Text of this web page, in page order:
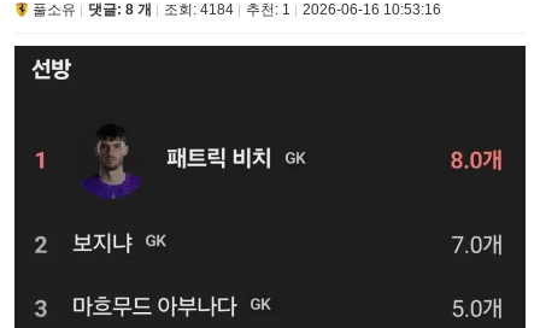
풀소유 댓글: 8 개 조회: 4184 추천: 1 2026-06-16 10:53:16